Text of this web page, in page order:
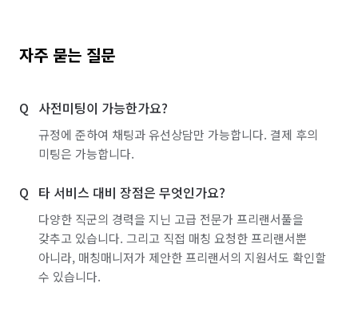
자주 묻는 질문
사전미팅이 가능한가요?
규정에 준하여 채팅과 유선상담만 가능합니다. 결제 후의
미팅은 가능합니다.
타 서비스 대비 장점은 무엇인가요?
다양한 직군의 경력을 지닌 고급 전문가 프리랜서풀을
갖추고 있습니다. 그리고 직접 매칭 요청한 프리랜서뿐
아니라, 매칭매니저가 제안한 프리랜서의 지원서도 확인할
수 있습니다.